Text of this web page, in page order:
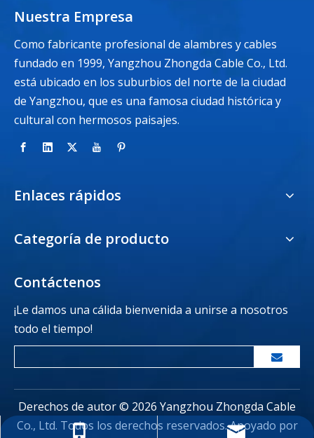
Nuestra Empresa
Como fabricante profesional de alambres y cables
fundado en 1999, Yangzhou Zhongda Cable Co., Ltd.
está ubicado en los suburbios del norte de la ciudad
de Yangzhou, que es una famosa ciudad histórica y
cultural con hermosos paisajes.
Enlaces rápidos
Categoría de producto
Contáctenos
¡Le damos una cálida bienvenida a unirse a nosotros
todo el tiempo!
+86-18805271988
zdcable@outlook.com
Derechos de autor © 2026 Yangzhou Zhongda Cable
Co., Ltd. Todos los derechos reservados. Apoyado por